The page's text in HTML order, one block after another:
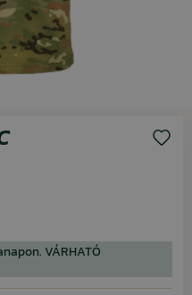
VÁRHATÓ